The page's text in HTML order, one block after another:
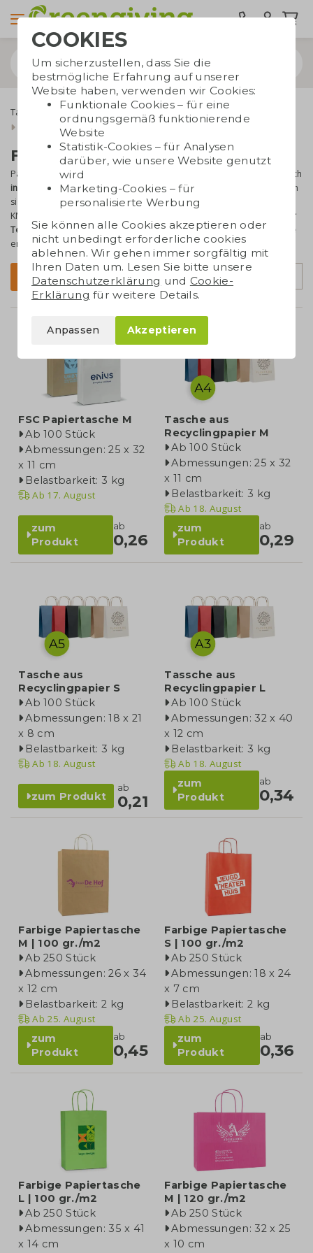
Taschen bedrucken Tragetaschen
Papiertüten
Farbige Papiertaschen
Farbige Papiertaschen
Papiertaschen, die es nicht nur in Braun und Weiß gibt, sondern auch
in anderen Farben: Dann sind Sie bei uns genau richtig! Die Taschen
sind in verschiedenen Größen erhältlich und eignen sich ideal für
KMU. Die Papiertragetaschen können
mit Ihrem eigenen Logo oder
Text
bedruckt werden, so dass eine schönepersonalisierte Tasche
entsteht.
Filter Sortierung
FSC Papiertasche M
Ab 100 Stück
Abmessungen: 25 x 32
x 11 cm
Belastbarkeit: 3 kg
Ab 17. August
zum
Produkt
ab
0,26
Tasche aus
Recyclingpapier M
Ab 100 Stück
Abmessungen: 25 x 32
x 11 cm
Belastbarkeit: 3 kg
Ab 18. August
zum
Produkt
ab
0,29
Tasche aus
Recyclingpapier S
Ab 100 Stück
Abmessungen: 18 x 21
x 8 cm
Belastbarkeit: 3 kg
Ab 18. August
zum Produkt
ab
0,21
Tassche aus
Recyclingpapier L
Ab 100 Stück
Abmessungen: 32 x 40
x 12 cm
Belastbarkeit: 3 kg
Ab 18. August
zum
Produkt
ab
0,34
Farbige Papiertasche
M | 100 gr./m2
Ab 250 Stück
Abmessungen: 26 x 34
x 12 cm
Belastbarkeit: 2 kg
Ab 25. August
zum
Produkt
ab
0,45
Farbige Papiertasche
S | 100 gr./m2
Ab 250 Stück
Abmessungen: 18 x 24
x 7 cm
Belastbarkeit: 2 kg
Ab 25. August
zum
Produkt
ab
0,36
Farbige Papiertasche
L | 100 gr./m2
Ab 250 Stück
Abmessungen: 35 x 41
x 14 cm
Farbige Papiertasche
M | 120 gr./m2
Ab 250 Stück
Abmessungen: 32 x 25
x 10 cm
COOKIES
Um sicherzustellen, dass Sie die
bestmögliche Erfahrung auf unserer
Website haben, verwenden wir Cookies:
Funktionale Cookies – für eine
ordnungsgemäß funktionierende
Website
Statistik-Cookies – für Analysen
darüber, wie unsere Website genutzt
wird
Marketing-Cookies – für
personalisierte Werbung
Sie können alle Cookies akzeptieren oder
nicht unbedingt erforderliche cookies
ablehnen. Wir gehen immer sorgfältig mit
Ihren Daten um. Lesen Sie bitte unsere
Datenschutzerklärung und Cookie-
Erklärung für weitere Details.
Anpassen Akzeptieren